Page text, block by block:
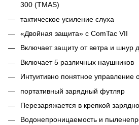
300 (TMAS)
тактическое усиление слуха
«Двойная защита» с ComTac VII
Включает защиту от ветра и шнур
Включает 5 различных наушников
Интуитивно понятное управление
портативный зарядный футляр
Перезаряжается в крепкой
Водонепроницаемость и